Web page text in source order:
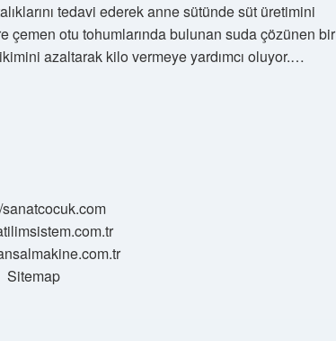
tedavi ederek anne sütünde süt üretimini
çemen otu tohumlarında bulunan suda çözünen bir
azaltarak kilo vermeye yardımcı oluyor.…
sanatcocuk.com
Sitemap